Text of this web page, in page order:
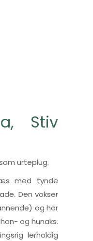
Stiv
urteplug.
med tynde
Den vokser
og har
og hunaks.
lerholdig